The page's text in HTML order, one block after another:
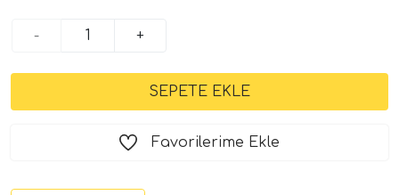
- +
Favorilerime Ekle